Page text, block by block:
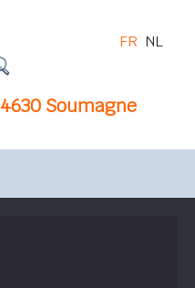
4630 Soumagne
FR NL